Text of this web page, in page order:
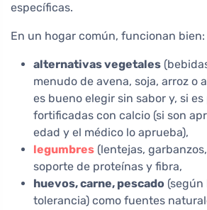
específicas.
En un hogar común, funcionan bien:
alternativas vegetales
menudo de avena, soja, arroz o
es bueno elegir sin sabor y, si es
fortificadas con calcio (si son
edad y el médico lo aprueba),
legumbres (lentejas,
soporte de proteínas y fibra,
huevos, carne, pescado (según
tolerancia) como fuentes